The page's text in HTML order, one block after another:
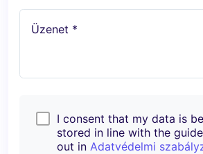
Üzenet *
I consent that my data is
stored in line with the
out in Adatvédelmi